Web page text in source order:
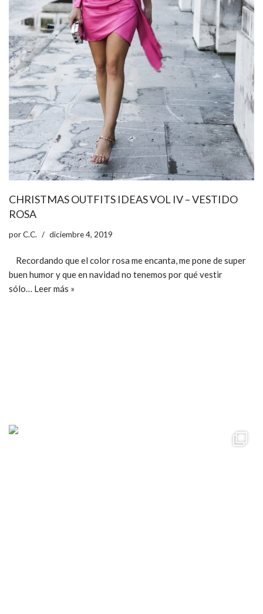
CHRISTMAS OUTFITS IDEAS VOL IV – VESTIDO
ROSA
porC.C. diciembre 4, 2019
Recordando que el color rosa me encanta, me pone de super
buen humor y que en navidad no tenemos por qué vestir
sólo… Leer más »